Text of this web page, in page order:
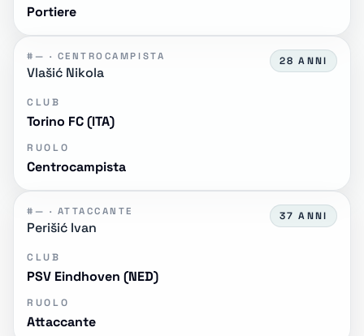
Portiere
#— · CENTROCAMPISTA
Vlašić Nikola
28 ANNI
CLUB
Torino FC (ITA)
RUOLO
Centrocampista
#— · ATTACCANTE
Perišić Ivan
37 ANNI
CLUB
PSV Eindhoven (NED)
RUOLO
Attaccante